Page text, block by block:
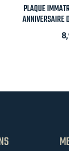

PLAQUE
ANNIVERSAIRE